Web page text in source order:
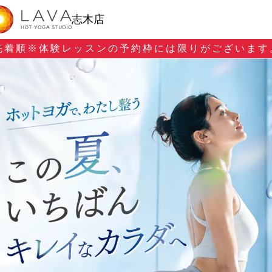
志木店
順※ 体験レッスンの予約枠には限りがございます